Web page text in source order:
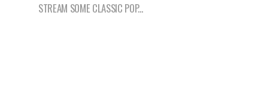
STREAM SOME CLASSIC POP...